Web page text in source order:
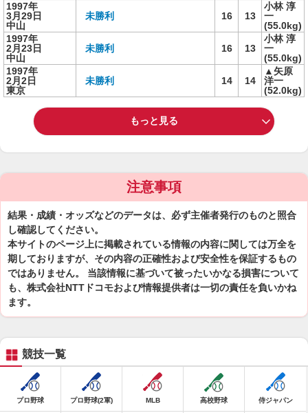
1997年
3月29日
中山
未勝利 16 13
小林 淳
一
(55.0kg)
1997年
2月23日
中山
未勝利 16 13
小林 淳
一
(55.0kg)
1997年
2月2日
東京
未勝利 14 14
▲矢原
洋一
(52.0kg)
もっと見る
注意事項
結果・成績・オッズなどのデータは、必ず主催者発行のものと照合
し確認してください。
本サイトのページ上に掲載されている情報の内容に関しては万全を
期しておりますが、その内容の正確性および安全性を保証するもの
ではありません。 当該情報に基づいて被ったいかなる損害について
も、株式会社NTTドコモおよび情報提供者は一切の責任を負いかね
ます。
競技一覧
プロ野球 プロ野球(2軍) MLB 高校野球 侍ジャパン